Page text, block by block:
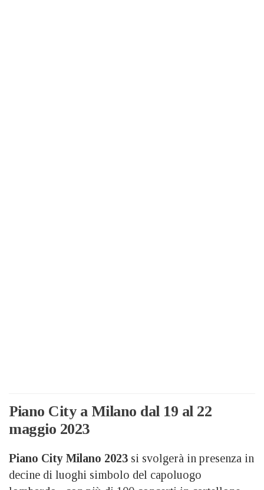
Piano City a Milano dal 19 al 22
maggio 2023
Piano City Milano 2023 si svolgerà in presenza in
decine di luoghi simbolo del capoluogo